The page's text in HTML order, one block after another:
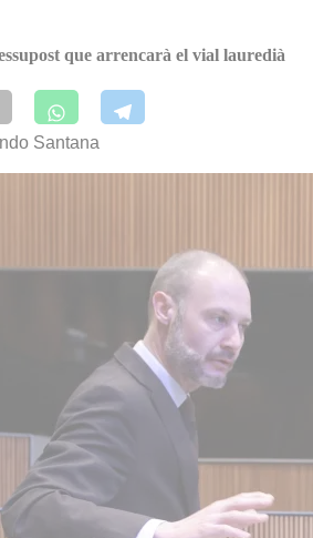
que arrencarà el vial lauredià
Santana